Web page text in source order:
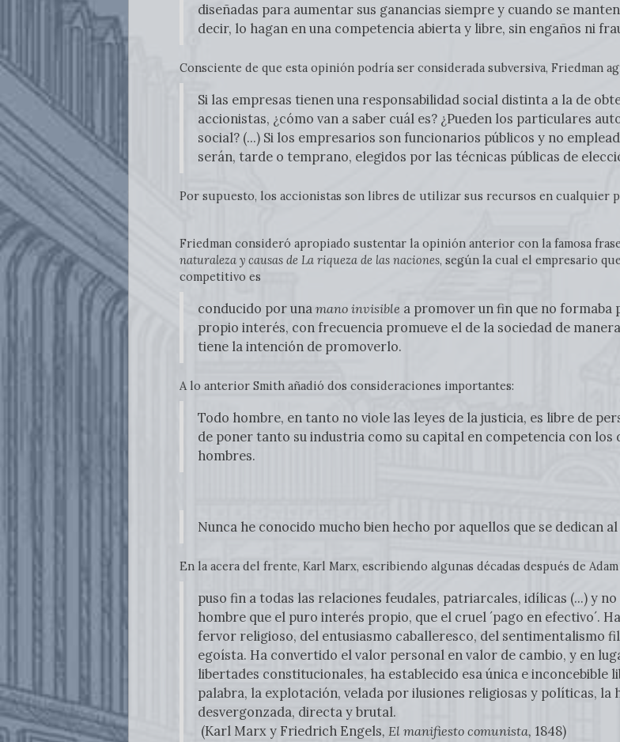
diseñadas para aumentar sus ganancias siempre y cuando se
decir, lo hagan en una competencia abierta y libre, sin engaños ni
Consciente de que esta opinión podría ser considerada subversiva, Friedman
Si las empresas tienen una responsabilidad social distinta a la de
accionistas, ¿cómo van a saber cuál es? ¿Pueden los particulares
social? (...) Si los empresarios son funcionarios públicos y no
serán, tarde o temprano, elegidos por las técnicas públicas de
Por supuesto, los accionistas son libres de utilizar sus recursos en cualquier
Friedman consideró apropiado sustentar la opinión anterior con la famosa
naturaleza y causas de La riqueza de las naciones, según la cual el empresario
competitivo es
conducido por una mano invisible a promover un fin que no formaba
propio interés, con frecuencia promueve el de la sociedad de
tiene la intención de promoverlo.
A lo anterior Smith añadió dos consideraciones importantes:
Todo hombre, en tanto no viole las leyes de la justicia, es libre de
de poner tanto su industria como su capital en competencia con
hombres.
Nunca he conocido mucho bien hecho por aquellos que se dedican
En la acera del frente, Karl Marx, escribiendo algunas décadas después de
puso fin a todas las relaciones feudales, patriarcales, idílicas (...) y
hombre que el puro interés propio, que el cruel ´pago en efectivo´.
fervor religioso, del entusiasmo caballeresco, del sentimentalismo
egoísta. Ha convertido el valor personal en valor de cambio, y en
libertades constitucionales, ha establecido esa única e inconcebible
palabra, la explotación, velada por ilusiones religiosas y políticas, la
desvergonzada, directa y brutal.
(Karl Marx y Friedrich Engels, El manifiesto comunista, 1848)